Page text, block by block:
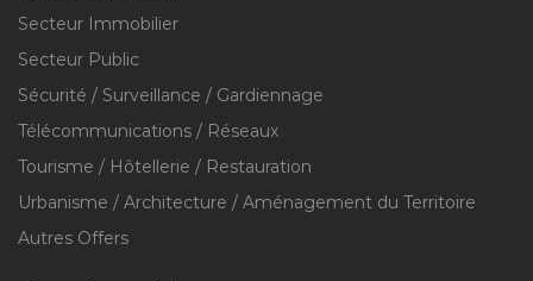
Secteur Immobilier
Secteur Public
Sécurité / Surveillance / Gardiennage
Télécommunications / Réseaux
Tourisme / Hôtellerie / Restauration
Urbanisme / Architecture / Aménagement du Territoire
Autres Offers